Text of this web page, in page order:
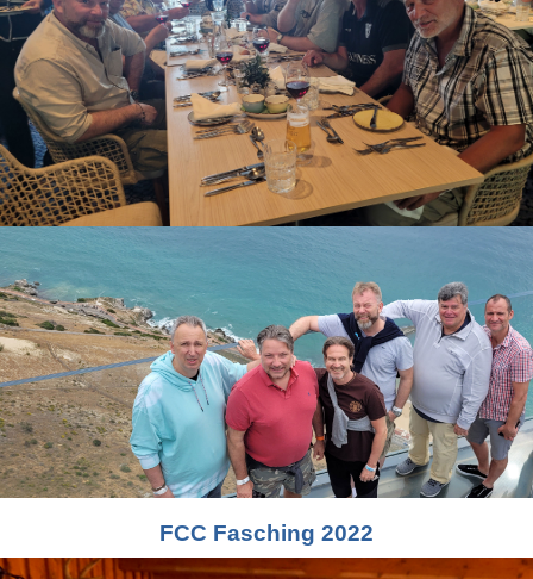
FCC Fasching 2022